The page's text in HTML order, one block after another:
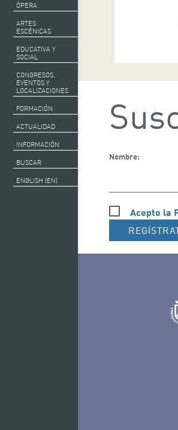
ÓPERA
ARTES
ESCÉNICAS
EDUCATIVA Y
SOCIAL
CONGRESOS,
EVENTOS Y
LOCALIZACIONES
FORMACIÓN
ACTUALIDAD
INFORMACIÓN
BUSCAR
ENGLISH (EN)
Nombre:
Acepto la